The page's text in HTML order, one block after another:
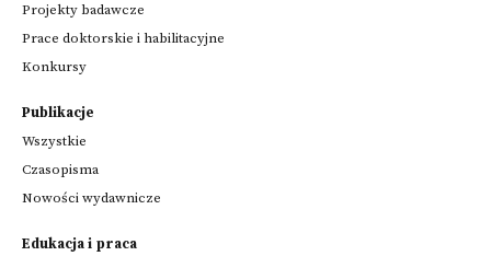
Projekty badawcze
Prace doktorskie i habilitacyjne
Konkursy
Publikacje
Wszystkie
Czasopisma
Nowości wydawnicze
Edukacja i praca